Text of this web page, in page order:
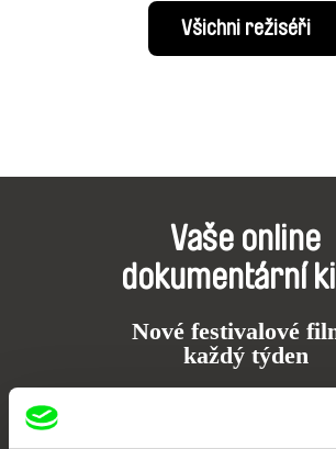
Všichni režiséři
Vaše online
dokumentární
Nové festivalové
každý týden
Portál DAFilms.cz je výsledkem tvůrčí spolupráce